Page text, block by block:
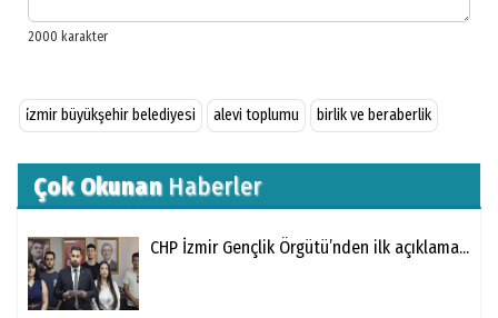
i̇zmir büyükşehir belediyesi alevi toplumu birlik ve beraberlik
Çok OkunanHaberler
CHP İzmir Gençlik Örgütü’nden ilk açıklama...